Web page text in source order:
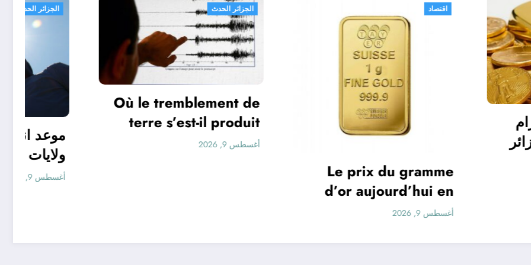
الجزائر الحدث
Où le tremblement de
terre s’est-il produit
tremblements de terre
Le prix du gramme
d’or aujourd’hui en
لـ غرام
في الجزائر